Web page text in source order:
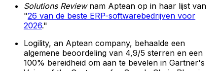
Solutions Reviewnam Aptean op in haar lijst van
"26 van de beste ERP-softwarebedrijven voor
2026."
Logility, an Aptean company, behaalde een
algemene beoordeling van 4,9/5 sterren en een
100% bereidheid om aan te bevelen in Gartner's